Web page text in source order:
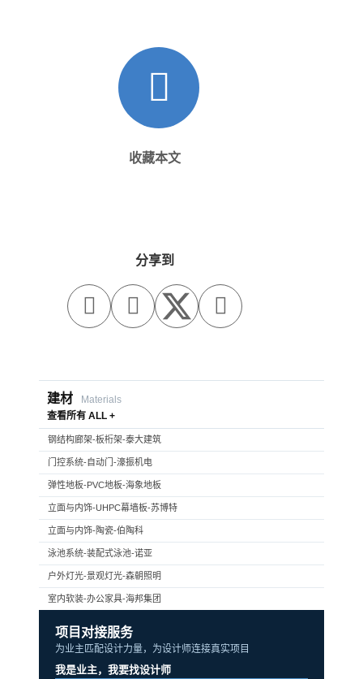
收藏本文
分享到
  
建材
Materials
查看所有 ALL +
钢结构廊架-板桁架-泰大建筑
门控系统-自动门-濠振机电
弹性地板-PVC地板-海象地板
立面与内饰-UHPC幕墙板-苏博特
立面与内饰-陶瓷-伯陶科
泳池系统-装配式泳池-诺亚
户外灯光-景观灯光-森朝照明
室内软装-办公家具-海邦集团
项目对接服务
为业主匹配设计力量，为设计师连接真实项目
我是业主，我要找设计师